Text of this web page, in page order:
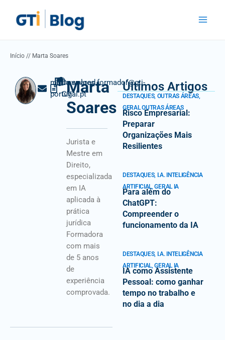
content
Início // Marta Soares
marta.soares.formador@gti-
portugal.pt
Download
CVMarta
Soares
Jurista e
Mestre em
Direito,
especializada
em IA
aplicada à
prática
jurídica
Formadora
com mais
de 5 anos
de
experiência
comprovada.
Últimos Artigos
DESTAQUES, OUTRAS ÁREAS,
GERAL OUTRAS ÁREAS
Risco Empresarial:
Preparar
Organizações Mais
Resilientes
DESTAQUES, I.A. INTELIGÊNCIA
ARTIFICIAL,GERAL IA
Para além do
ChatGPT:
Compreender o
funcionamento da IA
DESTAQUES, I.A. INTELIGÊNCIA
ARTIFICIAL,GERAL IA
IA como Assistente
Pessoal: como ganhar
tempo no trabalho e
no dia a dia